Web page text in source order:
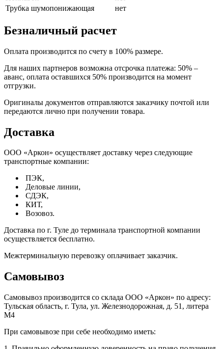
Трубка шумопонижающая
нет
Безналичный расчет
Оплата производится по счету в 100% размере.
Для наших партнеров возможна отсрочка платежа: 50% –
аванс, оплата оставшихся 50% производится на момент
отгрузки.
Оригиналы документов отправляются заказчику почтой или
передаются лично при получении товара.
Доставка
ООО «Аркон» осуществляет доставку через следующие
транспортные компании:
ПЭК,
Деловые линии,
СДЭК,
КИТ,
Возовоз.
Доставка по г. Туле до терминала транспортной компании
осуществляется бесплатно.
Межтерминальную перевозку оплачивает заказчик.
Самовывоз
Самовывоз производится со склада ООО «Аркон» по адресу:
Тульская область, г. Тула, ул. Железнодорожная, д. 51, литера
М4
При самовывозе при себе необходимо иметь: